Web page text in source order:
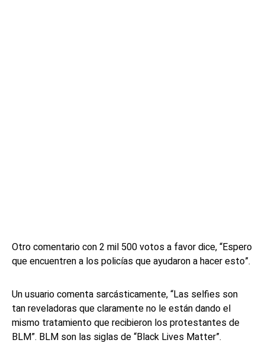
Otro comentario con 2 mil 500 votos a favor dice, “Espero
que encuentren a los policías que ayudaron a hacer esto”.
Un usuario comenta sarcásticamente, “Las selfies son
tan reveladoras que claramente no le están dando el
mismo tratamiento que recibieron los protestantes de
BLM”. BLM son las siglas de “Black Lives Matter”.